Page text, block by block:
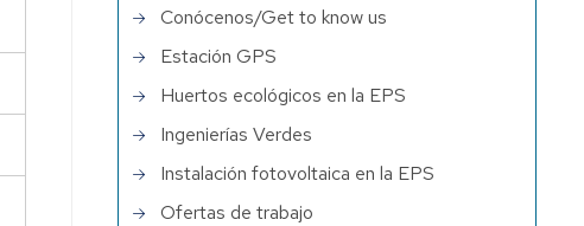
Conócenos/Get to know us
Estación GPS
Huertos ecológicos en la EPS
Ingenierías Verdes
Instalación fotovoltaica en la EPS
Ofertas de trabajo